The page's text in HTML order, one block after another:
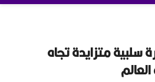
متزايدة تجاه